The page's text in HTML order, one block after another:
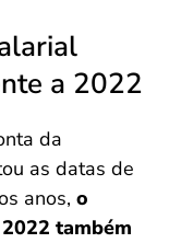
a 2022
da
as datas de
anos, o
também